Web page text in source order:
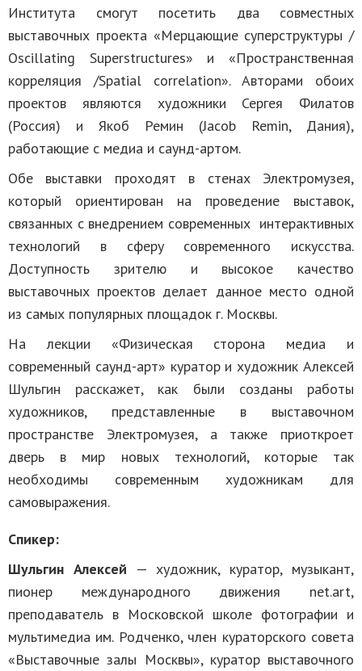
Института смогут посетить два совместных
выставочных проекта «Мерцающие суперструктуры /
Oscillating Superstructures» и «Пространственная
корреляция /Spatial correlation». Авторами обоих
проектов являются художники Сергея Филатов
(Россия) и Якоб Ремин (Jacob Remin, Дания),
работающие с медиа и саунд-артом.
Обе выставки проходят в стенах Электромузея,
который ориентирован на проведение выставок,
связанных с внедрением современных интерактивных
технологий в сферу современного искусства.
Доступность зрителю и высокое качество
выставочных проектов делает данное место одной
из самых популярных площадок г. Москвы.
На лекции «Физическая сторона медиа и
современный саунд-арт» куратор и художник Алексей
Шульгин расскажет, как были созданы работы
художников, представленные в выставочном
пространстве Электромузея, а также приоткроет
дверь в мир новых технологий, которые так
необходимы современным художникам для
самовыражения.
Спикер:
Шульгин Алексей — художник, куратор, музыкант,
пионер международного движения net.art,
преподаватель в Московской школе фотографии и
мультимедиа им. Родченко, член кураторского совета
«Выставочные залы Москвы», куратор выставочного